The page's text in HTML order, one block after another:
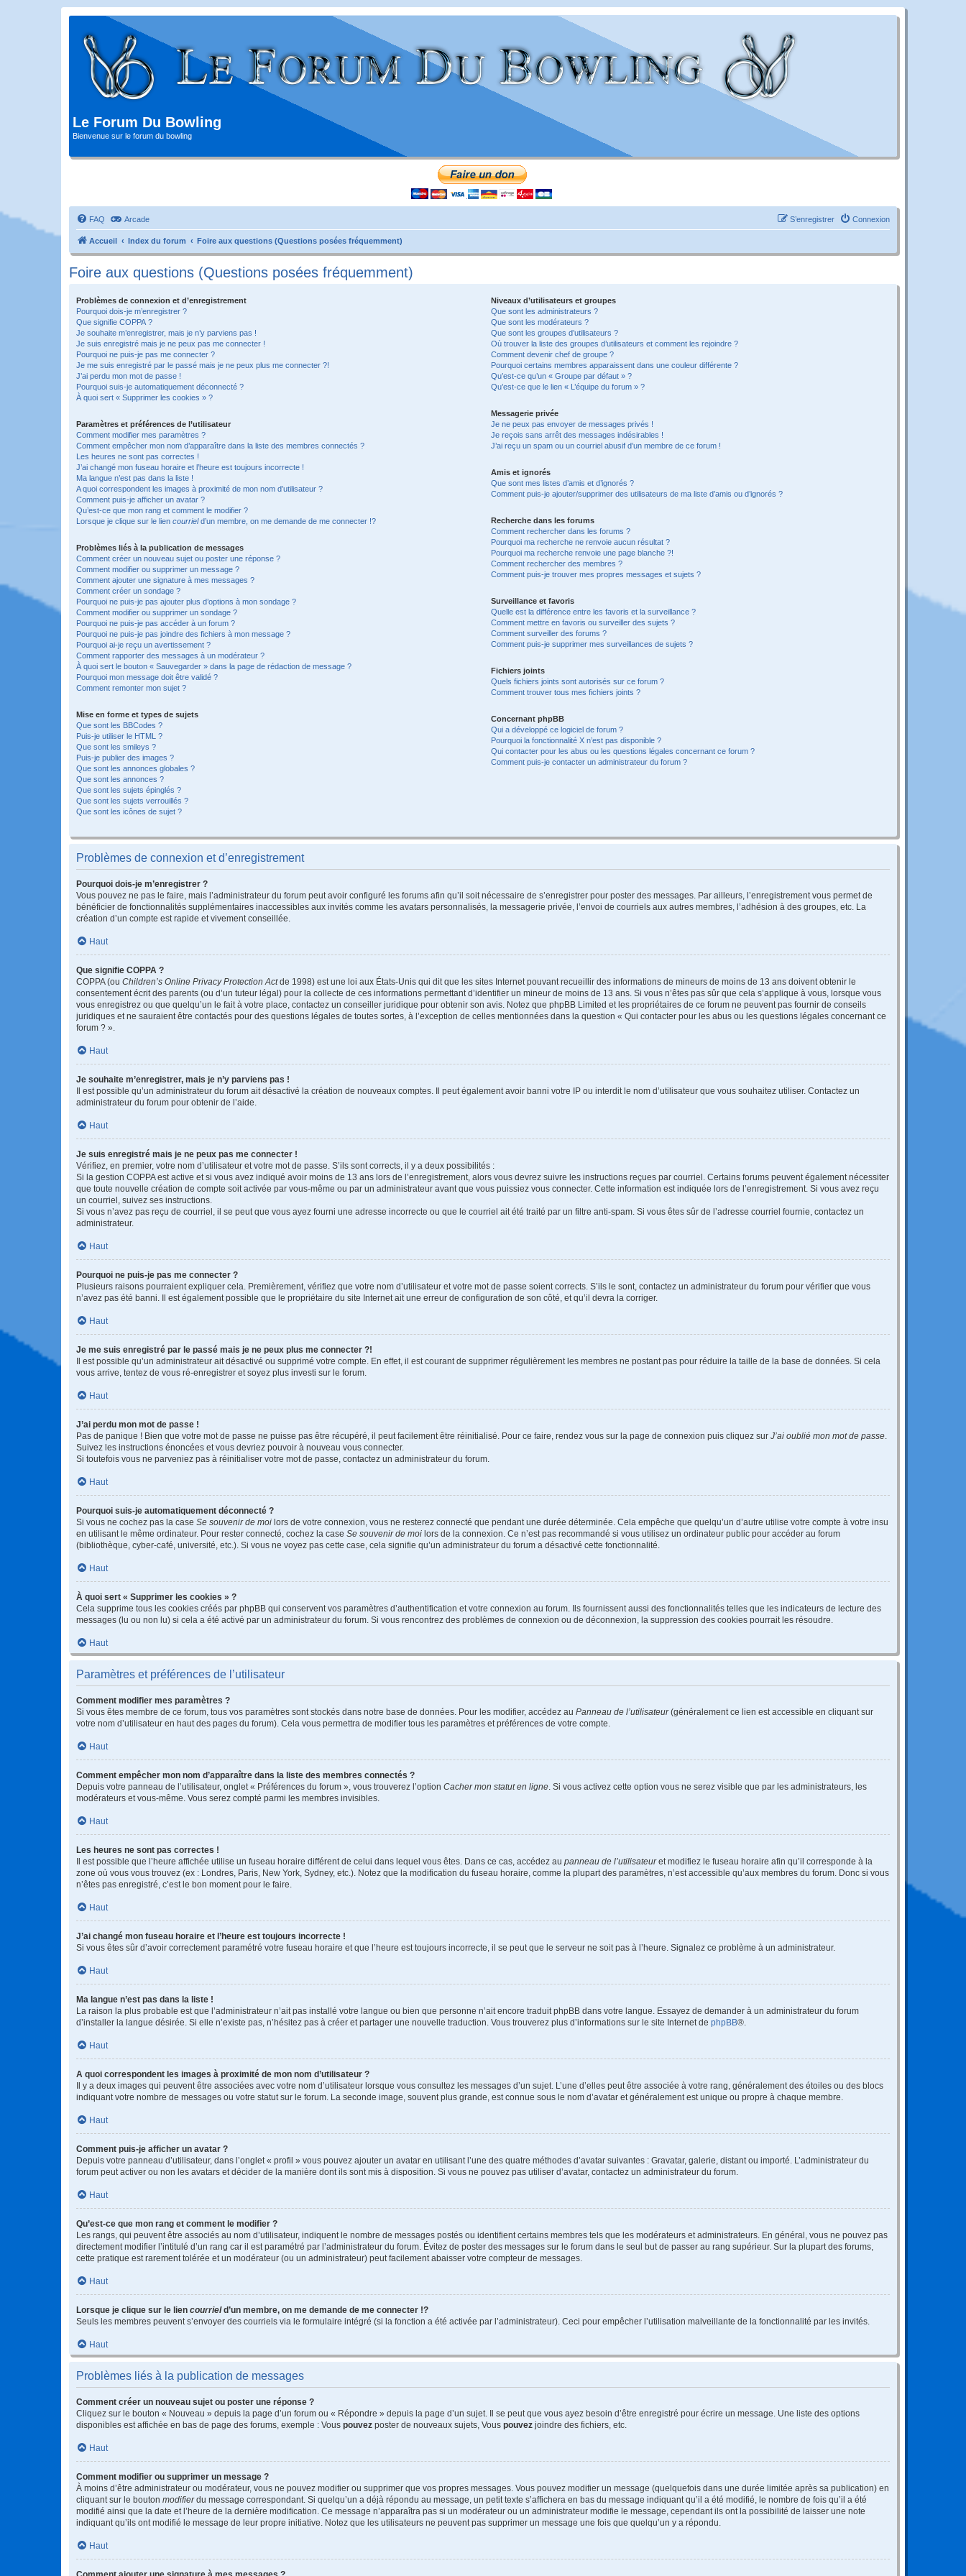
Le Forum Du Bowling
Bienvenue sur le forum du bowling
FAQ Arcade Connexion
S’enregistrer
Accueil Index du forum Foire aux questions (Questions posées fréquemment)
Foire aux questions (Questions posées fréquemment)
Problèmes de connexion et d’enregistrement
Pourquoi dois-je m’enregistrer ?
Que signifie COPPA ?
Je souhaite m’enregistrer, mais je n’y parviens pas !
Je suis enregistré mais je ne peux pas me connecter !
Pourquoi ne puis-je pas me connecter ?
Je me suis enregistré par le passé mais je ne peux plus me connecter ?!
J’ai perdu mon mot de passe !
Pourquoi suis-je automatiquement déconnecté ?
À quoi sert « Supprimer les cookies » ?
Paramètres et préférences de l’utilisateur
Comment modifier mes paramètres ?
Comment empêcher mon nom d’apparaître dans la liste des membres connectés ?
Les heures ne sont pas correctes !
J’ai changé mon fuseau horaire et l’heure est toujours incorrecte !
Ma langue n’est pas dans la liste !
A quoi correspondent les images à proximité de mon nom d’utilisateur ?
Comment puis-je afficher un avatar ?
Qu’est-ce que mon rang et comment le modifier ?
Lorsque je clique sur le lien courrield’un membre, on me demande de me connecter !?
Problèmes liés à la publication de messages
Comment créer un nouveau sujet ou poster une réponse ?
Comment modifier ou supprimer un message ?
Comment ajouter une signature à mes messages ?
Comment créer un sondage ?
Pourquoi ne puis-je pas ajouter plus d’options à mon sondage ?
Comment modifier ou supprimer un sondage ?
Pourquoi ne puis-je pas accéder à un forum ?
Pourquoi ne puis-je pas joindre des fichiers à mon message ?
Pourquoi ai-je reçu un avertissement ?
Comment rapporter des messages à un modérateur ?
À quoi sert le bouton « Sauvegarder » dans la page de rédaction de message ?
Pourquoi mon message doit être validé ?
Comment remonter mon sujet ?
Mise en forme et types de sujets
Que sont les BBCodes ?
Puis-je utiliser le HTML ?
Que sont les smileys ?
Puis-je publier des images ?
Que sont les annonces globales ?
Que sont les annonces ?
Que sont les sujets épinglés ?
Que sont les sujets verrouillés ?
Que sont les icônes de sujet ?
Niveaux d’utilisateurs et groupes
Que sont les administrateurs ?
Que sont les modérateurs ?
Que sont les groupes d’utilisateurs ?
Où trouver la liste des groupes d’utilisateurs et comment les rejoindre ?
Comment devenir chef de groupe ?
Pourquoi certains membres apparaissent dans une couleur différente ?
Qu’est-ce qu’un « Groupe par défaut » ?
Qu’est-ce que le lien « L’équipe du forum » ?
Messagerie privée
Je ne peux pas envoyer de messages privés !
Je reçois sans arrêt des messages indésirables !
J’ai reçu un spam ou un courriel abusif d’un membre de ce forum !
Amis et ignorés
Que sont mes listes d’amis et d’ignorés ?
Comment puis-je ajouter/supprimer des utilisateurs de ma liste d’amis ou d’ignorés ?
Recherche dans les forums
Comment rechercher dans les forums ?
Pourquoi ma recherche ne renvoie aucun résultat ?
Pourquoi ma recherche renvoie une page blanche ?!
Comment rechercher des membres ?
Comment puis-je trouver mes propres messages et sujets ?
Surveillance et favoris
Quelle est la différence entre les favoris et la surveillance ?
Comment mettre en favoris ou surveiller des sujets ?
Comment surveiller des forums ?
Comment puis-je supprimer mes surveillances de sujets ?
Fichiers joints
Quels fichiers joints sont autorisés sur ce forum ?
Comment trouver tous mes fichiers joints ?
Concernant phpBB
Qui a développé ce logiciel de forum ?
Pourquoi la fonctionnalité X n’est pas disponible ?
Qui contacter pour les abus ou les questions légales concernant ce forum ?
Comment puis-je contacter un administrateur du forum ?
Problèmes de connexion et d’enregistrement
Pourquoi dois-je m’enregistrer ?
Vous pouvez ne pas le faire, mais l’administrateur du forum peut avoir configuré les forums afin qu’il soit nécessaire de s’enregistrer pour poster des messages. Par ailleurs, l’enregistrement vous permet de
bénéficier de fonctionnalités supplémentaires inaccessibles aux invités comme les avatars personnalisés, la messagerie privée, l’envoi de courriels aux autres membres, l’adhésion à des groupes, etc. La
création d’un compte est rapide et vivement conseillée.
Haut
Que signifie COPPA ?
COPPA (ou Children’s Online Privacy Protection Actde 1998) est une loi aux États-Unis qui dit que les sites Internet pouvant recueillir des informations de mineurs de moins de 13 ans doivent obtenir le
consentement écrit des parents (ou d’un tuteur légal) pour la collecte de ces informations permettant d’identifier un mineur de moins de 13 ans. Si vous n’êtes pas sûr que cela s’applique à vous, lorsque vous
vous enregistrez ou que quelqu’un le fait à votre place, contactez un conseiller juridique pour obtenir son avis. Notez que phpBB Limited et les propriétaires de ce forum ne peuvent pas fournir de conseils
juridiques et ne sauraient être contactés pour des questions légales de toutes sortes, à l’exception de celles mentionnées dans la question « Qui contacter pour les abus ou les questions légales concernant ce
forum ? ».
Haut
Je souhaite m’enregistrer, mais je n’y parviens pas !
Il est possible qu’un administrateur du forum ait désactivé la création de nouveaux comptes. Il peut également avoir banni votre IP ou interdit le nom d’utilisateur que vous souhaitez utiliser. Contactez un
administrateur du forum pour obtenir de l’aide.
Haut
Je suis enregistré mais je ne peux pas me connecter !
Vérifiez, en premier, votre nom d’utilisateur et votre mot de passe. S’ils sont corrects, il y a deux possibilités :
Si la gestion COPPA est active et si vous avez indiqué avoir moins de 13 ans lors de l’enregistrement, alors vous devrez suivre les instructions reçues par courriel. Certains forums peuvent également nécessiter
que toute nouvelle création de compte soit activée par vous-même ou par un administrateur avant que vous puissiez vous connecter. Cette information est indiquée lors de l’enregistrement. Si vous avez reçu
un courriel, suivez ses instructions.
Si vous n’avez pas reçu de courriel, il se peut que vous ayez fourni une adresse incorrecte ou que le courriel ait été traité par un filtre anti-spam. Si vous êtes sûr de l’adresse courriel fournie, contactez un
administrateur.
Haut
Pourquoi ne puis-je pas me connecter ?
Plusieurs raisons pourraient expliquer cela. Premièrement, vérifiez que votre nom d’utilisateur et votre mot de passe soient corrects. S’ils le sont, contactez un administrateur du forum pour vérifier que vous
n’avez pas été banni. Il est également possible que le propriétaire du site Internet ait une erreur de configuration de son côté, et qu’il devra la corriger.
Haut
Je me suis enregistré par le passé mais je ne peux plus me connecter ?!
Il est possible qu’un administrateur ait désactivé ou supprimé votre compte. En effet, il est courant de supprimer régulièrement les membres ne postant pas pour réduire la taille de la base de données. Si cela
vous arrive, tentez de vous ré-enregistrer et soyez plus investi sur le forum.
Haut
J’ai perdu mon mot de passe !
Pas de panique ! Bien que votre mot de passe ne puisse pas être récupéré, il peut facilement être réinitialisé. Pour ce faire, rendez vous sur la page de connexion puis cliquez sur J’ai oublié mon mot de passe
Suivez les instructions énoncées et vous devriez pouvoir à nouveau vous connecter.
Si toutefois vous ne parveniez pas à réinitialiser votre mot de passe, contactez un administrateur du forum.
Haut
Pourquoi suis-je automatiquement déconnecté ?
Si vous ne cochez pas la case Se souvenir de moi lors de votre connexion, vous ne resterez connecté que pendant une durée déterminée. Cela empêche que quelqu’un d’autre utilise votre compte à votre insu
en utilisant le même ordinateur. Pour rester connecté, cochez la case Se souvenir de moi lors de la connexion. Ce n’est pas recommandé si vous utilisez un ordinateur public pour accéder au forum
(bibliothèque, cyber-café, université, etc.). Si vous ne voyez pas cette case, cela signifie qu’un administrateur du forum a désactivé cette fonctionnalité.
Haut
À quoi sert « Supprimer les cookies » ?
Cela supprime tous les cookies créés par phpBB qui conservent vos paramètres d’authentification et votre connexion au forum. Ils fournissent aussi des fonctionnalités telles que les indicateurs de lecture des
messages (lu ou non lu) si cela a été activé par un administrateur du forum. Si vous rencontrez des problèmes de connexion ou de déconnexion, la suppression des cookies pourrait les résoudre.
Haut
Paramètres et préférences de l’utilisateur
Comment modifier mes paramètres ?
Si vous êtes membre de ce forum, tous vos paramètres sont stockés dans notre base de données. Pour les modifier, accédez au Panneau de l’utilisateur(généralement ce lien est accessible en cliquant sur
votre nom d’utilisateur en haut des pages du forum). Cela vous permettra de modifier tous les paramètres et préférences de votre compte.
Haut
Comment empêcher mon nom d’apparaître dans la liste des membres connectés ?
Depuis votre panneau de l’utilisateur, onglet « Préférences du forum », vous trouverez l’option Cacher mon statut en ligne . Si vous activez cette option vous ne serez visible que par les administrateurs, les
modérateurs et vous-même. Vous serez compté parmi les membres invisibles.
Haut
Les heures ne sont pas correctes !
Il est possible que l’heure affichée utilise un fuseau horaire différent de celui dans lequel vous êtes. Dans ce cas, accédez au panneau de l’utilisateuret modifiez le fuseau horaire afin qu’il corresponde à la
zone où vous vous trouvez (ex : Londres, Paris, New York, Sydney, etc.). Notez que la modification du fuseau horaire, comme la plupart des paramètres, n’est accessible qu’aux membres du forum. Donc si vous
n’êtes pas enregistré, c’est le bon moment pour le faire.
Haut
J’ai changé mon fuseau horaire et l’heure est toujours incorrecte !
Si vous êtes sûr d’avoir correctement paramétré votre fuseau horaire et que l’heure est toujours incorrecte, il se peut que le serveur ne soit pas à l’heure. Signalez ce problème à un administrateur.
Haut
Ma langue n’est pas dans la liste !
La raison la plus probable est que l’administrateur n’ait pas installé votre langue ou bien que personne n’ait encore traduit phpBB dans votre langue. Essayez de demander à un administrateur du forum
d’installer la langue désirée. Si elle n’existe pas, n’hésitez pas à créer et partager une nouvelle traduction. Vous trouverez plus d’informations sur le site Internet de phpBB®.
Haut
A quoi correspondent les images à proximité de mon nom d’utilisateur ?
Il y a deux images qui peuvent être associées avec votre nom d’utilisateur lorsque vous consultez les messages d’un sujet. L’une d’elles peut être associée à votre rang, généralement des étoiles ou des blocs
indiquant votre nombre de messages ou votre statut sur le forum. La seconde image, souvent plus grande, est connue sous le nom d’avatar et généralement est unique ou propre à chaque membre.
Haut
Comment puis-je afficher un avatar ?
Depuis votre panneau d’utilisateur, dans l’onglet « profil » vous pouvez ajouter un avatar en utilisant l’une des quatre méthodes d’avatar suivantes : Gravatar, galerie, distant ou importé. L’administrateur du
forum peut activer ou non les avatars et décider de la manière dont ils sont mis à disposition. Si vous ne pouvez pas utiliser d’avatar, contactez un administrateur du forum.
Haut
Qu’est-ce que mon rang et comment le modifier ?
Les rangs, qui peuvent être associés au nom d’utilisateur, indiquent le nombre de messages postés ou identifient certains membres tels que les modérateurs et administrateurs. En général, vous ne pouvez pas
directement modifier l’intitulé d’un rang car il est paramétré par l’administrateur du forum. Évitez de poster des messages sur le forum dans le seul but de passer au rang supérieur. Sur la plupart des forums,
cette pratique est rarement tolérée et un modérateur (ou un administrateur) peut facilement abaisser votre compteur de messages.
Haut
Lorsque je clique sur le lien courrield’un membre, on me demande de me connecter !?
Seuls les membres peuvent s’envoyer des courriels via le formulaire intégré (si la fonction a été activée par l’administrateur). Ceci pour empêcher l’utilisation malveillante de la fonctionnalité par les invités.
Haut
Problèmes liés à la publication de messages
Comment créer un nouveau sujet ou poster une réponse ?
Cliquez sur le bouton « Nouveau » depuis la page d’un forum ou « Répondre » depuis la page d’un sujet. Il se peut que vous ayez besoin d’être enregistré pour écrire un message. Une liste des options
disponibles est affichée en bas de page des forums, exemple : Vous pouvez poster de nouveaux sujets, Vous pouvez joindre des fichiers, etc.
Haut
Comment modifier ou supprimer un message ?
À moins d’être administrateur ou modérateur, vous ne pouvez modifier ou supprimer que vos propres messages. Vous pouvez modifier un message (quelquefois dans une durée limitée après sa publication) en
cliquant sur le bouton modifierdu message correspondant. Si quelqu’un a déjà répondu au message, un petit texte s’affichera en bas du message indiquant qu’il a été modifié, le nombre de fois qu’il a été
modifié ainsi que la date et l’heure de la dernière modification. Ce message n’apparaîtra pas si un modérateur ou un administrateur modifie le message, cependant ils ont la possibilité de laisser une note
indiquant qu’ils ont modifié le message de leur propre initiative. Notez que les utilisateurs ne peuvent pas supprimer un message une fois que quelqu’un y a répondu.
Haut